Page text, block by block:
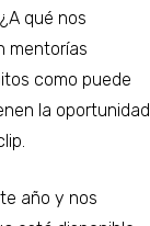
qué nos
mentorías
como puede
la oportunidad
año y nos